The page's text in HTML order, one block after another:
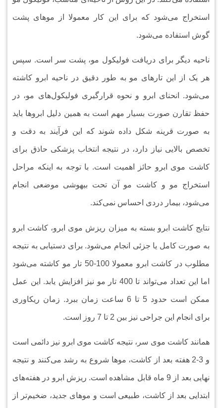
استخراج می‌شود که برای این کار معمولا از مو‌های پشت
گوش استفاده می‌شود.
ناحیه دیگر برای دریافت فولیکول مو، پشت سر است. سپس
هر یک از این تار‌های مو به طور دقیق در ناحیه ابرو کاشته
می‌شود. انحنای ابرو و نحوه قرارگیری فولیکول‌های مو، در
حفظ تقارن صورت بسیار مهم است به همین دلیل ابرو‌ها باید
به صورت قرینه شکل داده شوند که این فرآیند به دقت و
تخصص بالایی نیاز دارد، در نتیجه انتخاب پزشکی حاذق برای
کاشت موی ابرو حائز اهمیت است. با توجه به اینکه مراحل
استخراج مو و کاشت مو آن تحت بیهوشی موضعی انجام
می‌شود، بیمار دردی احساس نمی‌کند.
نتایج‌ کاشت ابرو بسته به میزان ریزش موی ابرو، کاشت ابرو
به صورت کامل یا جزئی انجام می‌شود. برای دستیابی به نتیجه
مطلوب در کاشت ابرو معمولا 100-50 تار مو کاشته می‌شود
اما این تعداد می‌تواند تا 400 تار مو نیز افزایش یابد. این عمل
ممکن است حدود 5 تا 6 ساعت زمان ببرد. زمان ریکاوری
برای انجام این جراحی نیز بین 2 تا 7 روز است.
همانند کاشت موی سر، نتیجه کاشت موی ابرو نیز دائمی است
و 3-2 هفته بعد از کاشت، مو‌ها شروع به رشد می‌کنند و نتیجه
نهایی بعد از 9 ماه قابل مشاهده است. ریزش ابرو در هفته‌های
ابتدایی بعد از کاشت، طبیعی است و مو‌های جدید، ضخیم‌تر از